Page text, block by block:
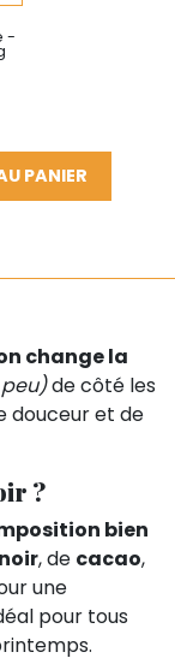
-
PANIER
change la
de côté les
douceur et de
?
bien
, de cacao,
une
pour tous